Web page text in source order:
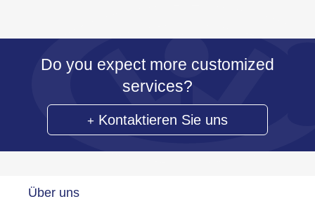
Do you expect more customized
services?
Kontaktieren Sie uns
Über uns